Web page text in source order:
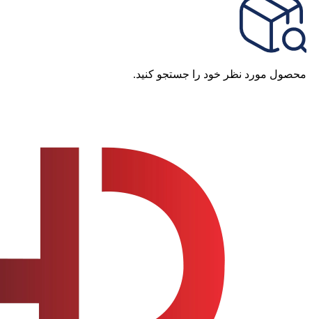
محصول مورد نظر خود را جستجو کنید.